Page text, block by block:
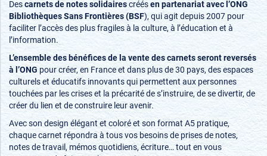
Descarnets de notes solidairescréésen partenariat avec l’ONG
Bibliothèques Sans Frontières (BSF), qui agit depuis 2007 pour
faciliter l’accès des plus fragiles à la culture, à l’éducation et à
l’information.
L’ensemble des bénéfices de la vente des carnets seront reversés
à l’ONG pour créer, en France et dans plus de 30 pays, des espaces
culturels et éducatifs innovants qui permettent aux personnes
touchées par les crises et la précarité de s’instruire, de se divertir, de
créer du lien et de construire leur avenir.
Avec son design élégant et coloré et son format A5 pratique,
chaque carnet répondra à tous vos besoins de prises de notes,
notes de travail, mémos quotidiens, écriture… tout en vous